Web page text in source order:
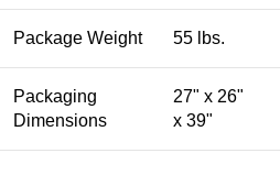
Package Weight 55 lbs.
Packaging
Dimensions
27" x 26"
x 39"